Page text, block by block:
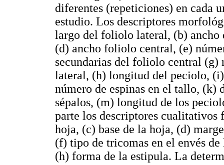
diferentes (repeticiones) en cada
estudio. Los descriptores
largo del foliolo lateral, (b)
(d) ancho foliolo central, (e)
secundarias del foliolo central (g)
lateral, (h) longitud del peciolo,
número de espinas en el tallo, (k)
sépalos, (m) longitud de los
parte los descriptores
hoja, (c) base de la hoja, (d)
(f) tipo de tricomas en el envés
(h) forma de la estipula. La